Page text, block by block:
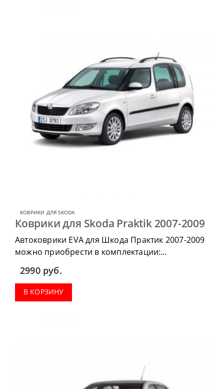
КОВРИКИ ДЛЯ SKODA
Коврики для Skoda Praktik 2007-2009
Автоковрики EVA для Шкода Практик 2007-2009
можно приобрести в комплектации:
коврики в салон, коврик в багажник.
2990 руб.
В КОРЗИНУ